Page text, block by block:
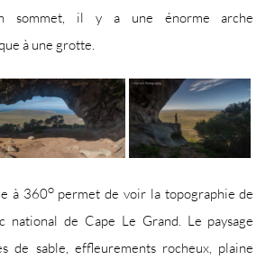
sommet, il y a une énorme arche
à une grotte.
à 360o permet de voir la topographie de
national de Cape Le Grand. Le paysage
de sable, effleurements rocheux, plaine